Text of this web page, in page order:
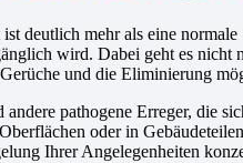
deutlich mehr als eine normale
wird. Dabei geht es
und die Eliminierung
pathogene Erreger, die
oder in
Ihrer Angelegenheiten